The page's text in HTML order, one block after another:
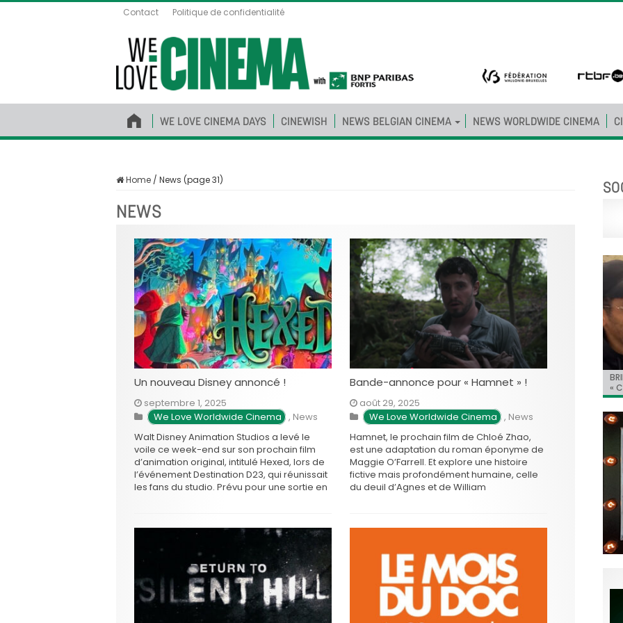
Contact Politique de confidentialité
WE LOVE CINEMA DAYS CINEWISH NEWS BELGIAN CINEMA NEWS WORLDWIDE CINEMA
Home / News (page 31)
NEWS
Un nouveau Disney annoncé !
septembre 1, 2025
We Love Worldwide Cinema , News
Walt Disney Animation Studios a levé le
voile ce week-end sur son prochain film
d’animation original, intitulé Hexed, lors de
l’événement Destination D23, qui réunissait
les fans du studio. Prévu pour une sortie en
public dans un monde secret et …
Bande-annonce pour « Hamnet » !
août 29, 2025
We Love Worldwide Cinema , News
Hamnet, le prochain film de Chloé Zhao,
est une adaptation du roman éponyme de
Maggie O’Farrell. Et explore une histoire
fictive mais profondément humaine, celle
du deuil d’Agnes et de William
pour le 21 janvier …
«
du
«